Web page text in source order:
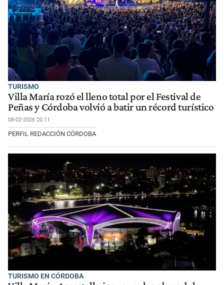
TURISMO
Villa María rozó el lleno total por el Festival de
Peñas y Córdoba volvió a batir un récord turístico
08-02-2026 20:11
PERFIL REDACCIÓN CÓRDOBA
TURISMO EN CÓRDOBA